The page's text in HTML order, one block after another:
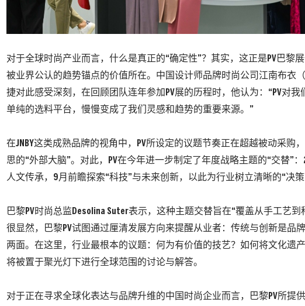
对于全球时尚产业而言，什么是真正的“确定性”？其实，这正是PV巴黎
被业界公认的趋势锚点的价值所在。 中国设计师品牌时尚公司江南布衣
捷对此感受深刻，在回顾团队连年参加PV展的历程时，他认为：“PV对我
单纯的选料平台，慢慢变成了我们灵感和趋势的重要来源。”
在JNBY这类成熟品牌的视角中，PV所设定的议题节奏正在超越被动采购
思的“外部大脑”。对此，
PV在今年进一步制定了年度战略主题的“交替”：
人文传承，9月前瞻探索“科技”与未来创新，以此为行业树立清晰的“决策
巴黎PV时尚总监Desolina Suter表示，这种主题交替旨在“覆盖从手工艺到
很显然，巴黎PV试图通过厘清发展方向来提醒从业者：传统与创新是品
两面。在这里，行业最根本的议题：何为有价值的技艺？如何将文化遗
将被置于聚光灯下进行全球范围的讨论与解答。
对于正在寻求全球化表达与品牌升维的中国时尚企业而言，巴黎PV所提